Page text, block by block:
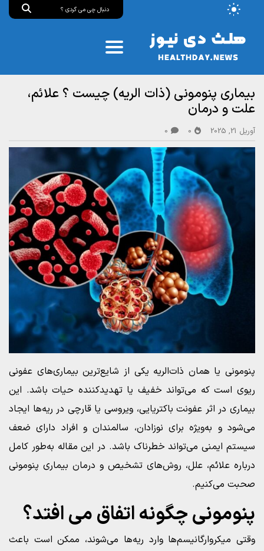
بیماری پنومونی (ذات الریه) چیست ؟ علائم،
علت و درمان
آوریل 21, 2025 0
0
پنومونی یا همان ذات‌الریه یکی از شایع‌ترین بیماری‌های عفونی
ریوی است که می‌تواند خفیف یا تهدیدکننده حیات باشد. این
بیماری در اثر عفونت باکتریایی، ویروسی یا قارچی در ریه‌ها ایجاد
می‌شود و به‌ویژه برای نوزادان، سالمندان و افراد دارای ضعف
سیستم ایمنی می‌تواند خطرناک باشد. در این مقاله به‌طور کامل
درباره علائم، علل، روش‌های تشخیص و درمان بیماری پنومونی
صحبت می‌کنیم.
پنومونی چگونه اتفاق می‌ افتد؟
وقتی میکروارگانیسم‌ها وارد ریه‌ها می‌شوند، ممکن است باعث